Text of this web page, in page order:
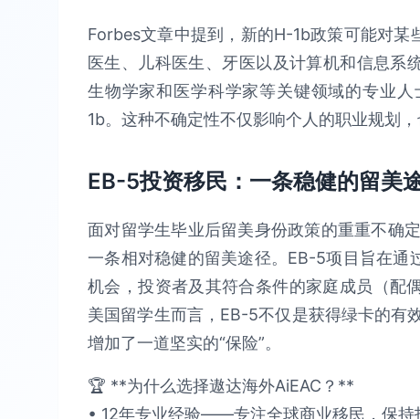
Forbes文章中提到，新的H-1b政策可能对
医生、儿科医生、牙医以及计算机和信息系
生物学家和医学科学家等关键领域的专业
1b。这种不确定性不仅影响个人的职业规划
EB-5投资移民：一条稳健的留美
面对留学生毕业后留美身份政策的重重不确
一条相对稳健的留美途径。EB-5项目旨在通
机会，投资者及其符合条件的家庭成员（配
美国留学生而言，EB-5不仅是获得绿卡的有
增加了一道坚实的“保险”。
🏆 **为什么选择遨达海外AiEAC？**​​
• 12年专业经验​​——专注全球商业移民，保持​​